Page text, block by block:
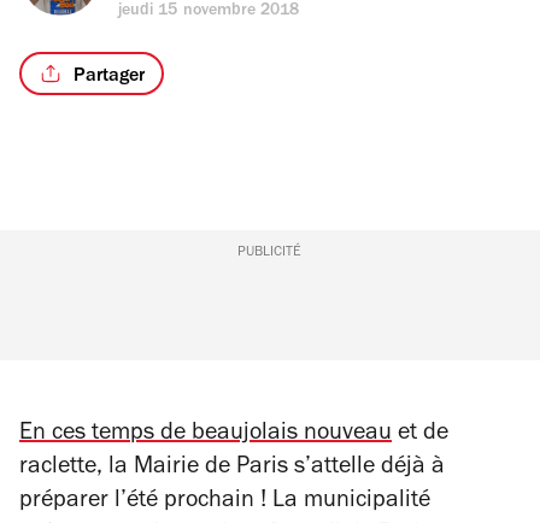
jeudi 15 novembre 2018
Partager
PUBLICITÉ
En ces temps de beaujolais nouveau et de
raclette, la Mairie de Paris s’attelle déjà à
préparer l’été prochain ! La municipalité